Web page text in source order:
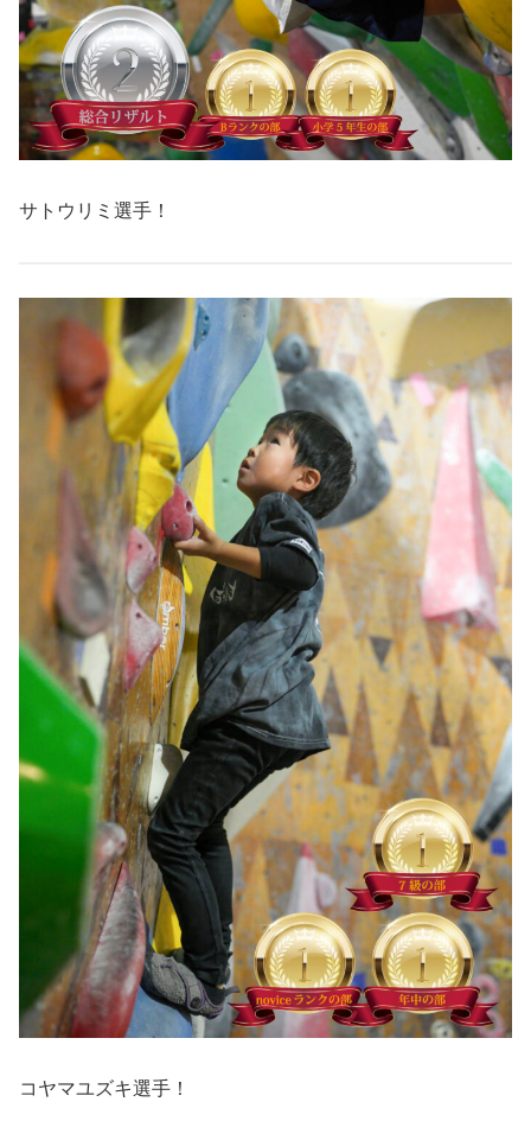
サトウリミ選手！
コヤマユズキ選手！